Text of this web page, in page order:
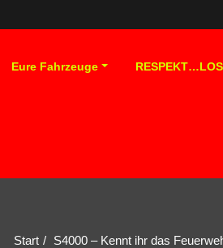
Eure Fahrzeuge
Start S4000 – Kennt ihr das